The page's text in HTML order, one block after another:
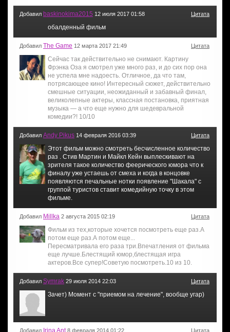
Добавил baskinokima2015 12 июля 2017 01:58 Цитата
обалденный фильм
Добавил The Game 12 марта 2017 21:49 Цитата
Сейчас так действительно не снимают. Картину
Фрэнка Оза я смотрел уже много раз, и до сих пор она
не успела мне надоесть. Отличное, да что там,
потрясающее кино! Интересный сюжет, действительно
смешные ситуации, неожиданный и забавный финал,
великолепные актеры, классная постановка, приятная
музыка — а что еще нужно для шедевральной
комедии?! 10/10
Добавил Andy Pikus 14 февраля 2016 03:39 Цитата
Этот фильм можно смотреть бесчисленное количество
раз . Стив Мартин и Майкл Кейн выплескивают на
зрителя такое количество феерического юмора что к
финалу уже устаешь от смеха и когда в концовке
появляются печальные нотки появление "Шакала" с
группой туристов ставит комедийную точку в этом
фильме.
Добавил Millka 2 августа 2015 02:19 Цитата
Фильм из тех,которые хочется посмотреть еще раз.А
потом еще раз.А потом еще...
Пересматривала его раза три.Впечатления от фильма
еще лучше.Блестящий юмор,блестящая игра
актеров.Все супер!Советую посмотреть.10 из 10.
Добавил Symrak 29 июля 2014 22:03 Цитата
Зачет) Момент с "приемом на лечение", вообще угар)
Добавил Irina Ant 8 февраля 2014 01:22 Цитата